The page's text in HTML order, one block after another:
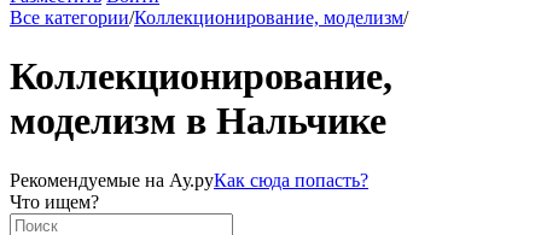
Все категории/Коллекционирование, моделизм/
Коллекционирование,
моделизм в Нальчике
Рекомендуемые на Ау.руКак сюда попасть?
Что ищем?